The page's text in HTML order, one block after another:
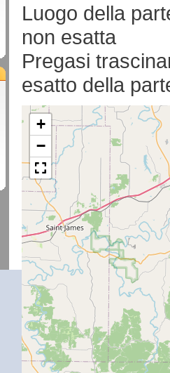
Luogo della
non esatta
Pregasi
esatto della
+
−